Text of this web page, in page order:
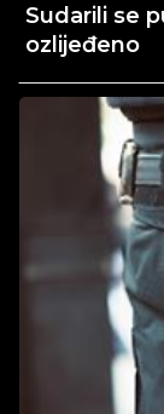
Sudarili se
ozlijeđeno